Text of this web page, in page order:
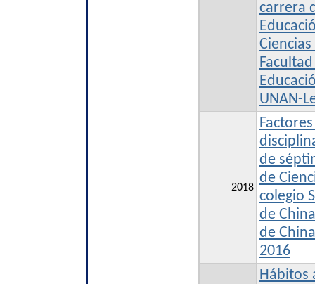
carrera
UNAN-
2018
de
de
colegio
de
de
2016
Hábitos